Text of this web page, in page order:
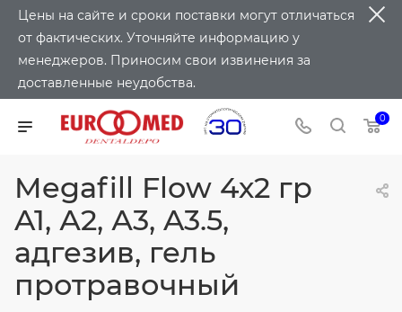
Цены на сайте и сроки поставки могут отличаться
от фактических. Уточняйте информацию у
менеджеров. Приносим свои извинения за
доставленные неудобства.
0
Megafill Flow 4х2 гр
A1, А2, А3, A3.5,
адгезив, гель
протравочный